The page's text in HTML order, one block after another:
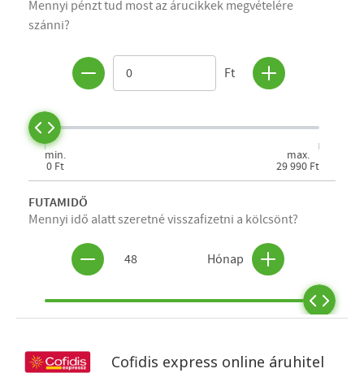
Cofidis express online áruhitel